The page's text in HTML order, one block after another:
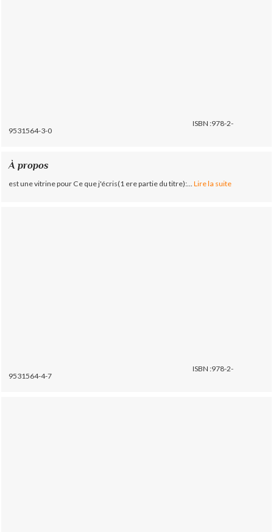
ISBN :978-2-
9531564-3-0
À propos
est une vitrine pour Ce que j'écris(1 ere partie du titre):... Lire la suite
ISBN :978-2-
9531564-4-7